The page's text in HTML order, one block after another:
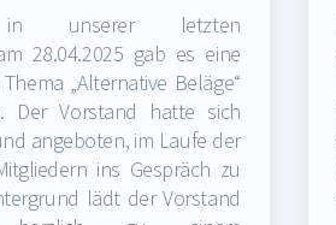
in unserer letzten
28.04.2025 gab es eine
„Alternative Beläge“
Der Vorstand hatte sich
angeboten, im Laufe der
ins Gespräch zu
lädt der Vorstand